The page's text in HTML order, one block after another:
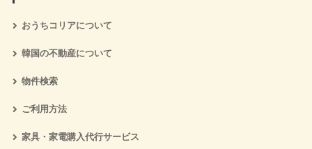
おうちコリアについて
韓国の不動産について
物件検索
ご利用方法
家具・家電購入代行サービス